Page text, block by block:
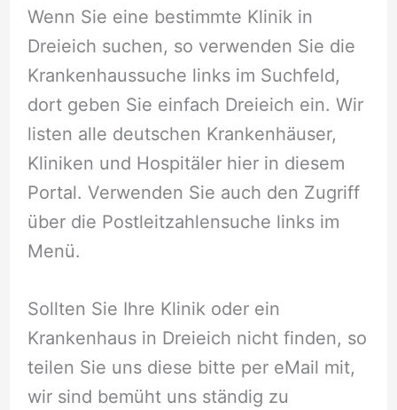
Wenn Sie eine bestimmte Klinik in
Dreieich suchen, so verwenden Sie die
Krankenhaussuche links im Suchfeld,
dort geben Sie einfach Dreieich ein. Wir
listen alle deutschen Krankenhäuser,
Kliniken und Hospitäler hier in diesem
Portal. Verwenden Sie auch den Zugriff
über die Postleitzahlensuche links im
Menü.
Sollten Sie Ihre Klinik oder ein
Krankenhaus in Dreieich nicht finden, so
teilen Sie uns diese bitte per eMail mit,
wir sind bemüht uns ständig zu